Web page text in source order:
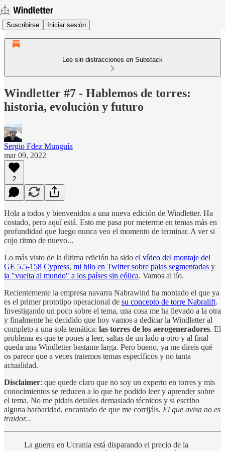
Suscribirse Iniciar sesión
Lee sin distracciones en Substack
Windletter #7 - Hablemos de torres:
historia, evolución y futuro
Sergio Fdez Munguía
mar 09, 2022
2
Hola a todos y bienvenidos a una nueva edición de Windletter. Ha
costado, pero aquí está. Esto me pasa por meterme en temas más en
profundidad que luego nunca veo el momento de terminar. A ver si
cojo ritmo de nuevo...
Lo más visto de la última edición ha sido el vídeo del montaje del
GE 5.5-158 Cypress, mi hilo en Twitter sobre palas segmentadas y
la "vuelta al mundo" a los países sin eólica. Vamos al lío.
Recientemente la empresa navarra Nabrawind ha montado el que ya
es el primer prototipo operacional de su concepto de torre Nabralift.
Investigando un poco sobre el tema, una cosa me ha llevado a la otra
y finalmente he decidido que hoy vamos a dedicar la Windletter al
completo a una sola temática: las torres de los aerogeneradores. El
problema es que te pones a leer, saltas de un lado a otro y al final
queda una Windletter bastante larga. Pero bueno, ya me direis qué
os parece que a veces tratemos temas específicos y no tanta
actualidad.
Disclaimer: que quede claro que no soy un experto en torres y mis
conocimientos se reducen a lo que he podido leer y aprender sobre
el tema. No me pidais detalles demasiado técnicos y si escribo
alguna barbaridad, encantado de que me corrijáis. El que avisa no es
traidor...
La guerra en Ucrania está disparando el precio de la